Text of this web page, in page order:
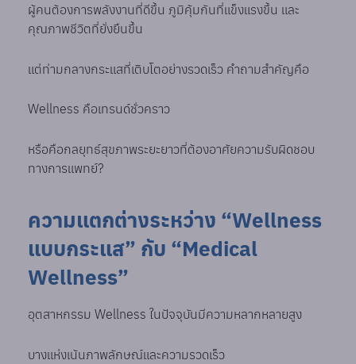
ผู้คนต้องการพลังงานที่ดีขึ้น ภูมิคุ้มกันที่แข็งแรงขึ้น และ
คุณภาพชีวิตที่ยั่งยืนขึ้น
แต่ท่ามกลางกระแสที่เติบโตอย่างรวดเร็ว คำถามสำคัญคือ
Wellness คือเทรนด์ชั่วคราว
หรือคือกลยุทธ์สุขภาพระยะยาวที่ต้องอาศัยความรับผิดชอบ
ทางการแพทย์?
ความแตกต่างระหว่าง “Wellness
แบบกระแส” กับ “Medical
Wellness”
อุตสาหกรรม Wellness ในปัจจุบันมีความหลากหลายสูง
บางแห่งเน้นภาพลักษณ์และความรวดเร็ว